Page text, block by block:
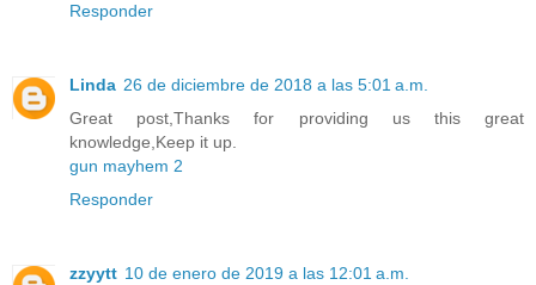
Responder
Linda 26 de diciembre de 2018 a las 5:01 a.m.
Great post,Thanks for providing us this great
knowledge,Keep it up.
gun mayhem 2
Responder
zzyytt 10 de enero de 2019 a las 12:01 a.m.